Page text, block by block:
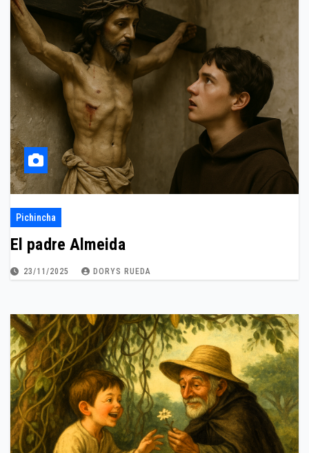
Pichincha
El padre Almeida
23/11/2025 DORYS RUEDA